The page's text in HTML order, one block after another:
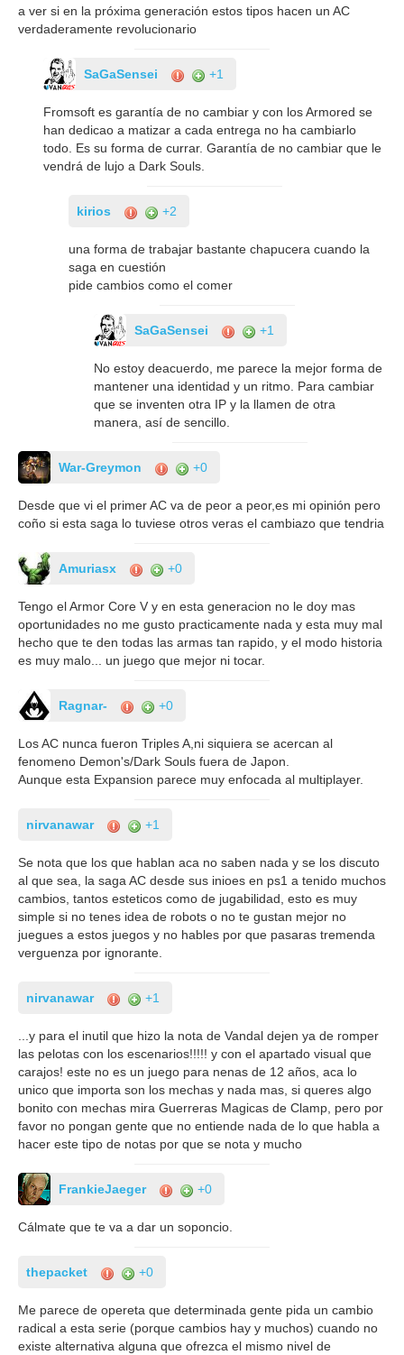
a ver si en la próxima generación estos tipos hacen un AC
verdaderamente revolucionario
SaGaSensei +1
Fromsoft es garantía de no cambiar y con los Armored se
han dedicao a matizar a cada entrega no ha cambiarlo
todo. Es su forma de currar. Garantía de no cambiar que le
vendrá de lujo a Dark Souls.
kirios +2
una forma de trabajar bastante chapucera cuando la
saga en cuestión
pide cambios como el comer
SaGaSensei +1
No estoy deacuerdo, me parece la mejor forma de
mantener una identidad y un ritmo. Para cambiar
que se inventen otra IP y la llamen de otra
manera, así de sencillo.
War-Greymon +0
Desde que vi el primer AC va de peor a peor,es mi opinión pero
coño si esta saga lo tuviese otros veras el cambiazo que tendria
Amuriasx +0
Tengo el Armor Core V y en esta generacion no le doy mas
oportunidades no me gusto practicamente nada y esta muy mal
hecho que te den todas las armas tan rapido, y el modo historia
es muy malo... un juego que mejor ni tocar.
Ragnar- +0
Los AC nunca fueron Triples A,ni siquiera se acercan al
fenomeno Demon's/Dark Souls fuera de Japon.
Aunque esta Expansion parece muy enfocada al multiplayer.
nirvanawar +1
Se nota que los que hablan aca no saben nada y se los discuto
al que sea, la saga AC desde sus inioes en ps1 a tenido muchos
cambios, tantos esteticos como de jugabilidad, esto es muy
simple si no tenes idea de robots o no te gustan mejor no
juegues a estos juegos y no hables por que pasaras tremenda
verguenza por ignorante.
nirvanawar +1
...y para el inutil que hizo la nota de Vandal dejen ya de romper
las pelotas con los escenarios!!!!! y con el apartado visual que
carajos! este no es un juego para nenas de 12 años, aca lo
unico que importa son los mechas y nada mas, si queres algo
bonito con mechas mira Guerreras Magicas de Clamp, pero por
favor no pongan gente que no entiende nada de lo que habla a
hacer este tipo de notas por que se nota y mucho
FrankieJaeger +0
Cálmate que te va a dar un soponcio.
thepacket +0
Me parece de opereta que determinada gente pida un cambio
radical a esta serie (porque cambios hay y muchos) cuando no
existe alternativa alguna que ofrezca el mismo nivel de